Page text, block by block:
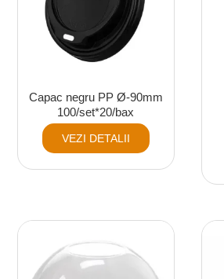
Capac negru PP Ø-90mm
100/set*20/bax
VEZI DETALII